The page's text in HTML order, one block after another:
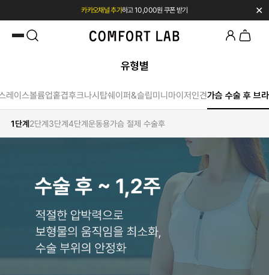
카카오채널 추가하고 10,000원 쿠폰 받기
첫 구매 시 베스트셀러 50% 즉시 할인
✕
유형별
레이스볼륨업홑겹후크나시탑쉐이퍼&슬립미니마이저인견가슴 수술 후 브라
1단계2단계3단계4단계운동용가슴 절제 수술후